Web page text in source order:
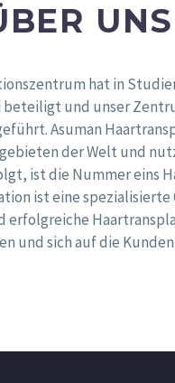
UNS
hat in
und unser
Asuman
der Welt und
ist die Nummer eins
ist eine
erfolgreiche
und sich auf die